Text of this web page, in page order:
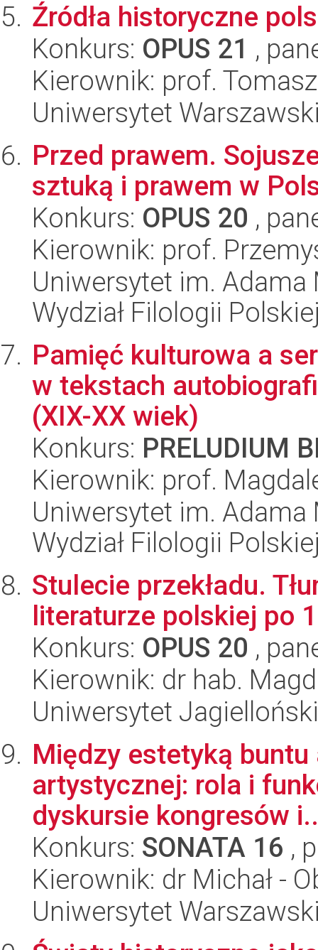
Źródła historyczne
Konkurs: OPUS 21 ,
Kierownik: prof.
Uniwersytet
Przed prawem.
sztuką i prawem w
Konkurs: OPUS 20 ,
Kierownik: prof.
Uniwersytet im.
Wydział Filologii
Pamięć kulturowa a
w tekstach
(XIX-XX wiek)
Konkurs: PRELUDIUM
Kierownik: prof.
Uniwersytet im.
Wydział Filologii
Stulecie przekładu.
literaturze polskiej po
Konkurs: OPUS 20 ,
Kierownik: dr hab.
Uniwersytet
Między estetyką
artystycznej: rola i
dyskursie kongresów
Konkurs: SONATA 16 ,
Kierownik: dr Michał -
Uniwersytet